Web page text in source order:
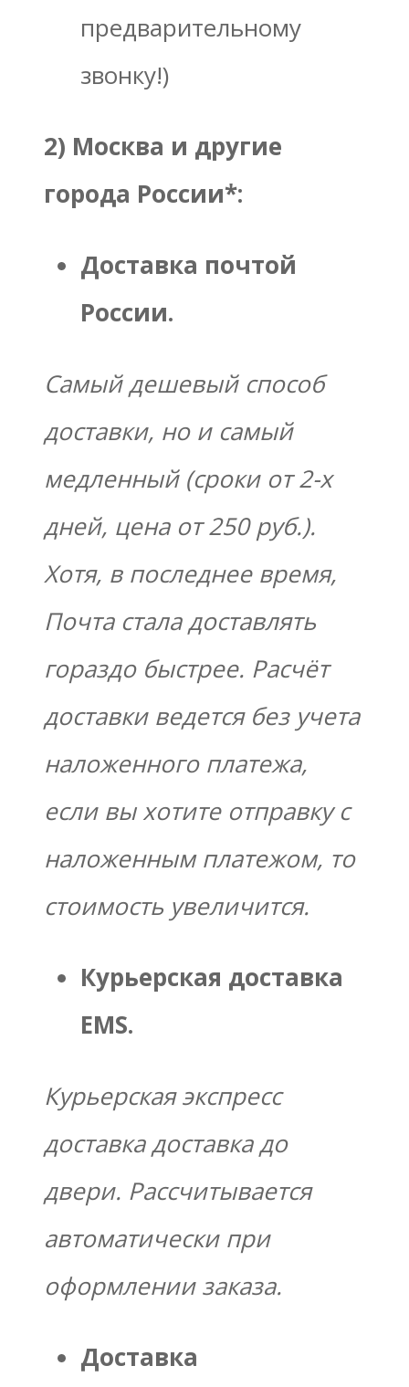
предварительному
звонку!)
2) Москва и другие
города России*:
Доставка почтой
России.
Самый дешевый способ
доставки, но и самый
медленный (сроки от 2-х
дней, цена от 250 руб.).
Хотя, в последнее время,
Почта стала доставлять
гораздо быстрее. Расчёт
доставки ведется без учета
наложенного платежа,
если вы хотите отправку с
наложенным платежом, то
стоимость увеличится.
Курьерская доставка
EMS.
Курьерская экспресс
доставка доставка до
двери. Рассчитывается
автоматически при
оформлении заказа.
Доставка